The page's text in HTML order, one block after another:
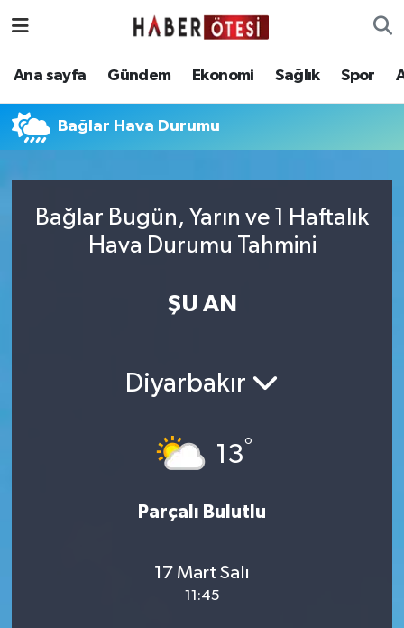
Ana sayfa Gündem Ekonomi Sağlık Spor
Bağlar Hava Durumu
Bağlar Bugün, Yarın ve 1 Haftalık
Hava Durumu Tahmini
ŞU AN
Diyarbakır
13°
Parçalı Bulutlu
17 Mart Salı
11:45
Ana sayfa
Sağlık
Eskişehir Nöbetçi Eczaneler
Eskişehir Trafik Yoğunluk Haritası
Süper Lig Puan Durumu ve Fikstür
Haber Arşivi